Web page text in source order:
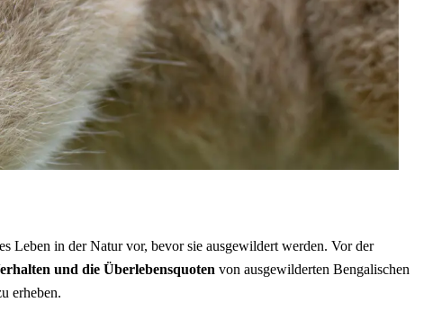
Leben in der Natur vor, bevor sie ausgewildert werden. Vor der
und die Überlebensquoten von ausgewilderten Bengalischen
erheben.